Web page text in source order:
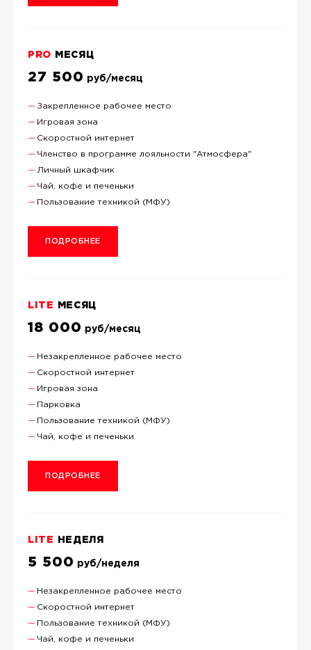
PRO МЕСЯЦ
27 500 руб/месяц
Закрепленное рабочее место
Игровая зона
Скоростной интернет
Членство в программе лояльности "Атмосфера"
Личный шкафчик
Чай, кофе и печеньки
Пользование техникой (МФУ)
ПОДРОБНЕЕ
LITE МЕСЯЦ
18 000 руб/месяц
Незакрепленное рабочее место
Скоростной интернет
Игровая зона
Парковка
Пользование техникой (МФУ)
Чай, кофе и печеньки
ПОДРОБНЕЕ
LITE НЕДЕЛЯ
5 500 руб/неделя
Незакрепленное рабочее место
Скоростной интернет
Пользование техникой (МФУ)
Чай, кофе и печеньки